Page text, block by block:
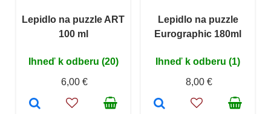
Lepidlo na puzzle ART
100 ml
Ihneď k odberu (20)
6,00 €
Lepidlo na puzzle
Eurographic 180ml
Ihneď k odberu (1)
8,00 €